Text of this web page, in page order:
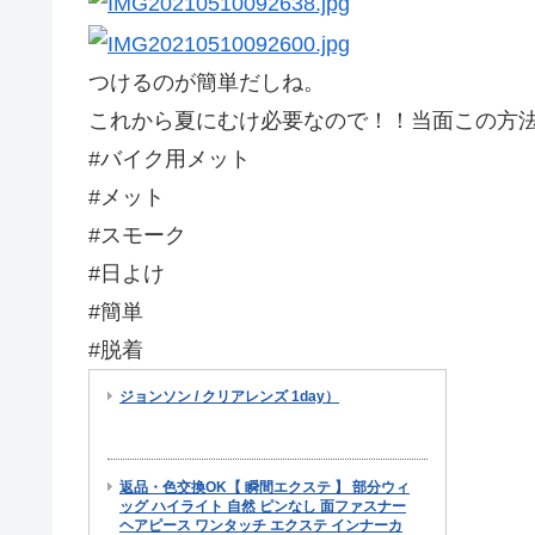
つけるのが簡単だしね。
これから夏にむけ必要なので！！当面この方
#バイク用メット
#メット
#スモーク
#日よけ
#簡単
#脱着